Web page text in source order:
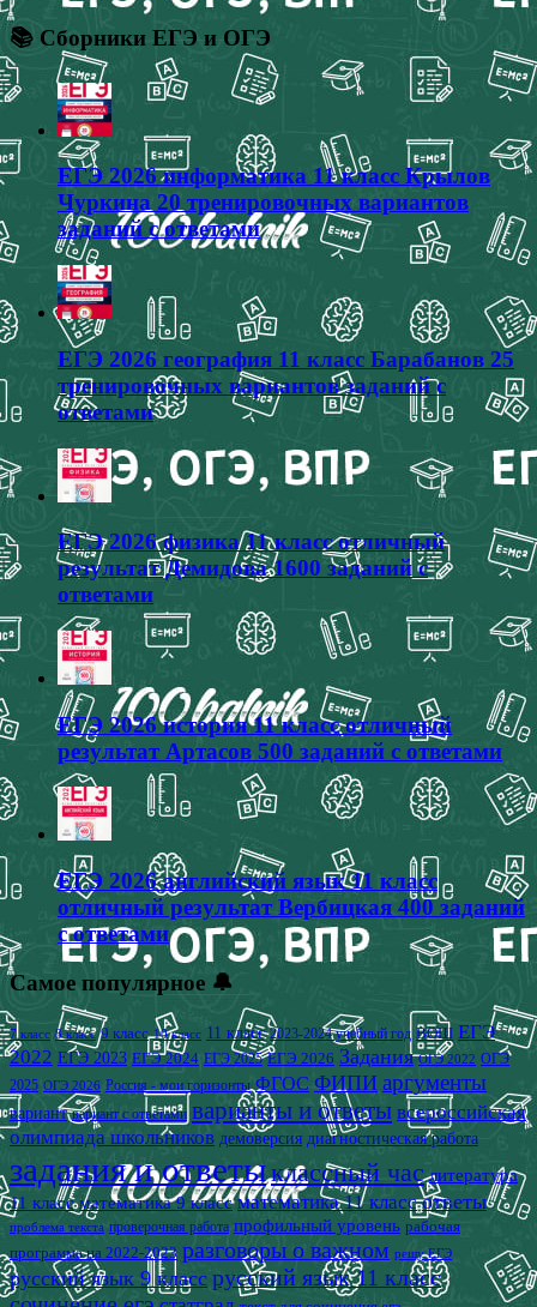
📚 Сборники ЕГЭ и ОГЭ
ЕГЭ 2026 информатика 11 класс Крылов
Чуркина 20 тренировочных вариантов
заданий с ответами
ЕГЭ 2026 география 11 класс Барабанов 25
тренировочных вариантов заданий с
ответами
ЕГЭ 2026 физика 11 класс отличный
результат Демидова 1600 заданий с
ответами
ЕГЭ 2026 история 11 класс отличный
результат Артасов 500 заданий с ответами
ЕГЭ 2026 английский язык 11 класс
отличный результат Вербицкая 400 заданий
с ответами
Самое популярное 🔔
7 класс 8 класс 9 класс 10 класс 11 класс 2023-2024 учебный год ВОШ ЕГЭ
2022 ЕГЭ 2023 ЕГЭ 2024 ЕГЭ 2025 ЕГЭ 2026 Задания ОГЭ 2022 ОГЭ
2025 ОГЭ 2026 Россия - мои горизонты ФГОС ФИПИ аргументы
вариант вариант с ответами варианты и ответы всероссийская
олимпиада школьников демоверсия диагностическая работа
задания и ответыклассный час литература
11 класс математика 9 класс математика 11 класс ответы
проблема текста проверочная работа профильный уровень рабочая
программа на 2022-2023 разговоры о важном решу ЕГЭ
русский язык 9 класс русский язык 11 класс